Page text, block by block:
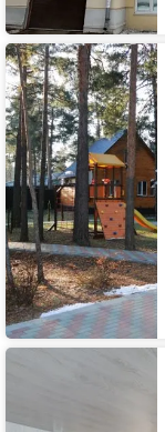
Отель
Ладожская
Ривьера
Апартаменты